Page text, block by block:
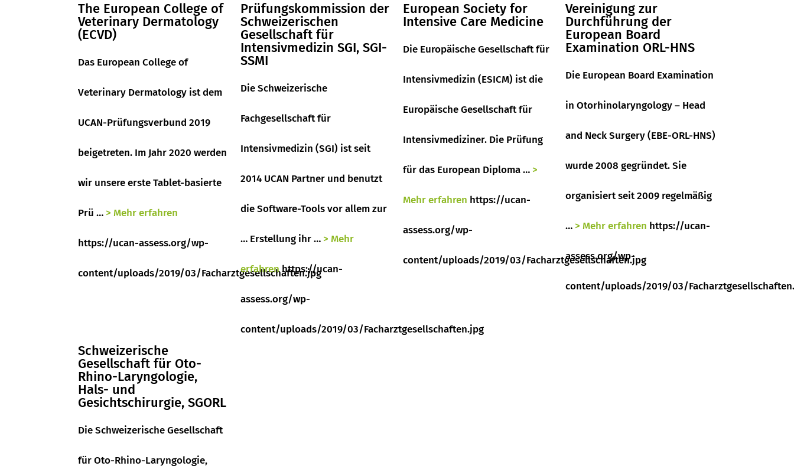
The European College of
Veterinary Dermatology
(ECVD)
Das European College of
Veterinary Dermatology ist dem
UCAN-Prüfungsverbund 2019
beigetreten. Im Jahr 2020 werden
wir unsere erste Tablet-basierte
Prü … > Mehr erfahren
https://ucan-assess.org/wp-
content/uploads/2019/03/Facharztgesellschaften.jpg
Prüfungskommission der
Schweizerischen
Gesellschaft für
Intensivmedizin SGI, SGI-
SSMI
Die Schweizerische
Fachgesellschaft für
Intensivmedizin (SGI) ist seit
2014 UCAN Partner und benutzt
die Software-Tools vor allem zur
… Erstellung ihr … > Mehr
erfahrenhttps://ucan-
assess.org/wp-
content/uploads/2019/03/Facharztgesellschaften.jpg
European Society for
Intensive Care Medicine
Die Europäische Gesellschaft für
Intensivmedizin (ESICM) ist die
Europäische Gesellschaft für
Intensivmediziner. Die Prüfung
für das European Diploma … >
Mehr erfahren https://ucan-
assess.org/wp-
content/uploads/2019/03/Facharztgesellschaften.jpg
Vereinigung zur
Durchführung der
European Board
Examination ORL-HNS
Die European Board Examination
in Otorhinolaryngology – Head
and Neck Surgery (EBE-ORL-HNS)
wurde 2008 gegründet. Sie
organisiert seit 2009 regelmäßig
… > Mehr erfahren https://ucan-
assess.org/wp-
content/uploads/2019/03/
Schweizerische
Gesellschaft für Oto-
Rhino-Laryngologie,
Hals- und
Gesichtschirurgie, SGORL
Die Schweizerische Gesellschaft
für Oto-Rhino-Laryngologie,